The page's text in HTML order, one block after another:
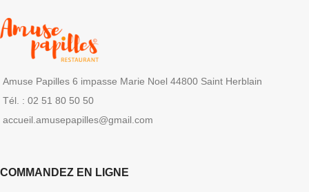
Amuse Papilles 6 impasse Marie Noel 44800 Saint Herblain
Tél. : 02 51 80 50 50
accueil.amusepapilles@gmail.com
COMMANDEZ EN LIGNE